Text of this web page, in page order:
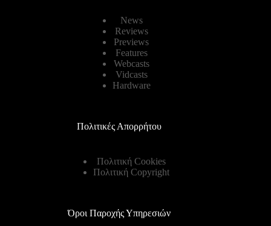
News
Reviews
Previews
Features
Webcasts
Vidcasts
Hardware
Πολιτικές Απορρήτου
Πολιτική Cookies
Πολιτική Copyright
Όροι Παροχής Υπηρεσιών